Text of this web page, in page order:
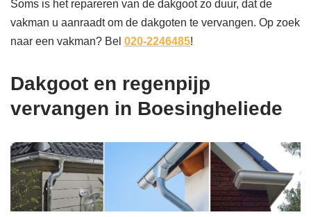
Soms is het repareren van de dakgoot zo duur, dat de
vakman u aanraadt om de dakgoten te vervangen. Op zoek
naar een vakman? Bel 020-2246485!
Dakgoot en regenpijp
vervangen in Boesingheliede